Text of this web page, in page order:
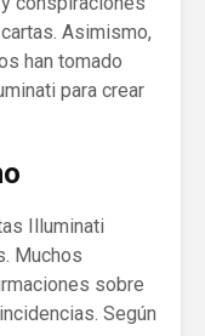
Asimismo,
han tomado
para crear
Illuminati
Muchos
sobre
Según